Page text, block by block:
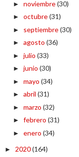
► noviembre(30)
► octubre(31)
► septiembre(30)
► agosto (36)
► julio (33)
► junio (30)
► mayo (34)
► abril (31)
► marzo (32)
► febrero (31)
► enero (34)
► 2020(164)